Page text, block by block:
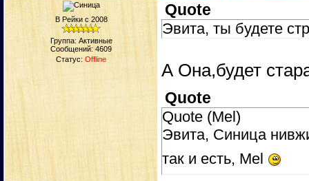
В Рейки с 2008
Группа: Активные
Сообщений: 4609
Статус: Offline
Quote
Эвита, ты будете
А Она,будет
Quote
Quote (Mel)
Эвита, Синица
так и есть, Mel